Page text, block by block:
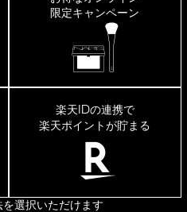
限定キャンペーン
楽天IDの連携で
楽天ポイントが貯まる
選択いただけます